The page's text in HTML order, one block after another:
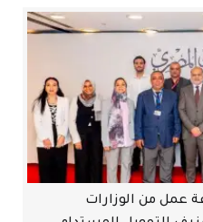
عمل من الوزارات